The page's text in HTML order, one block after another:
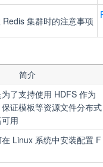
集群时的注意事项
简介
了支持使用 HDFS 作为
证模板等资源文件分布式
用
Linux 系统中安装配置 F